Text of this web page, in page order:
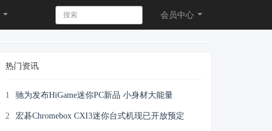
会员中心
热门资讯
1 驰为发布HiGame迷你PC新品 小身材大能量
2 宏碁Chromebox CXI3迷你台式机现已开放预定